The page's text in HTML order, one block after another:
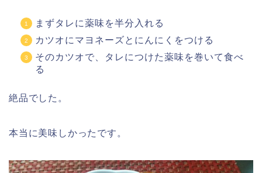
まずタレに薬味を半分入れる
カツオにマヨネーズとにんにくをつける
そのカツオで、タレにつけた薬味を巻いて食べ
る
絶品でした。
本当に美味しかったです。